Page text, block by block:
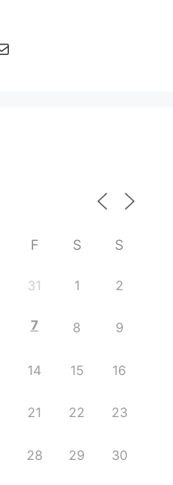
F S S
31 1 2
7 8 9
14 15 16
21 22 23
28 29 30